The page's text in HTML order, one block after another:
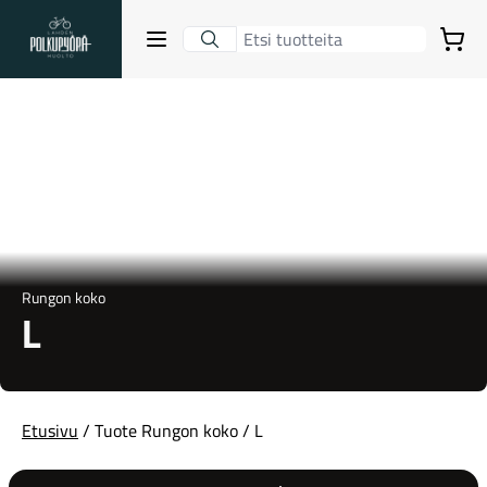
Lahden Polkupyörähuolto - etusivulle
Avaa sulje valikko
Gravel-pyörät
Ostoskori
Rungon koko
L
Etusivu/ Tuote Rungon koko / L